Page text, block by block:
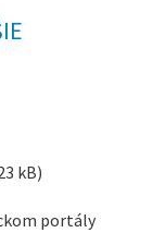
kB)
portály